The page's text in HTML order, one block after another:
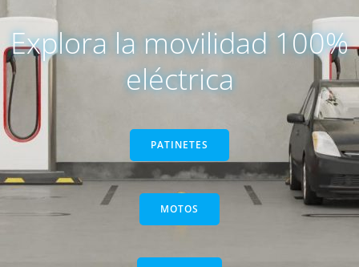
Explora la movilidad 100%
eléctrica
PATINETES
MOTOS